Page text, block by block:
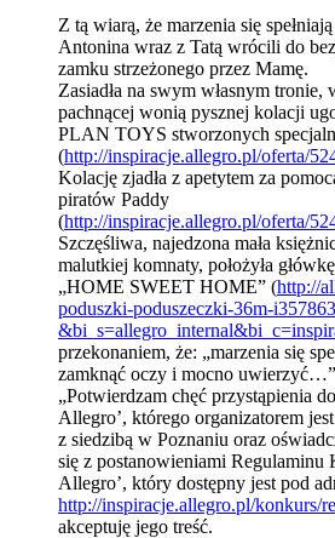
Z tą wiarą, że marzenia się
Antonina wraz z Tatą wrócili do
zamku strzeżonego przez Mamę.
Zasiadła na swym własnym tronie,
pachnącej wonią pysznej kolacji
PLAN TOYS stworzonych
(http://inspiracje.allegro.pl/oferta/
Kolację zjadła z apetytem za
piratów Paddy
(http://inspiracje.allegro.pl/oferta/
Szczęśliwa, najedzona mała
malutkiej komnaty, położyła
„HOME SWEET HOME” (http://
poduszki-poduszeczki-36m-
przekonaniem, że: „marzenia się
zamknąć oczy i mocno
„Potwierdzam chęć przystąpienia
Allegro’, którego organizatorem
z siedzibą w Poznaniu oraz
się z postanowieniami Regulaminu
Allegro’, który dostępny jest pod
http://inspiracje.allegro.pl/konkurs/
akceptuję jego treść.